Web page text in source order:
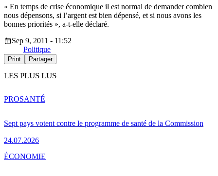
« En temps de crise économique il est normal de demander combien
nous dépensons, si l’argent est bien dépensé, et si nous avons les
bonnes priorités », a-t-elle déclaré.
Sep 9, 2011 - 11:52
Politique
Print Partager
LES PLUS LUS
Sept pays votent contre le programme de santé de la Commission
24.07.2026
PROSANTÉ
ÉCONOMIE